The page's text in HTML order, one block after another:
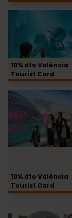
10% dto València
Tourist Card
Oceanogràfic
10% dto València
Tourist Card
Entrada
Combinada
al
Hemisfèric
al
las
Ciencias